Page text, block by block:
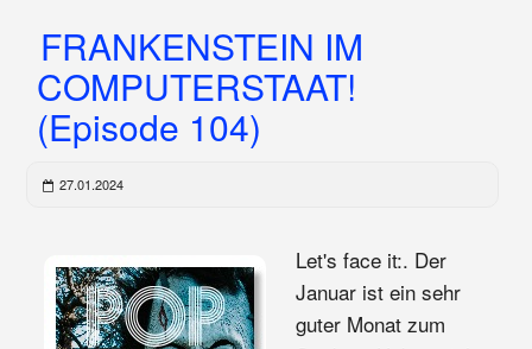
FRANKENSTEIN IM
COMPUTERSTAAT!
(Episode 104)
27.01.2024
Let's face it:. Der
Januar ist ein sehr
guter Monat zum